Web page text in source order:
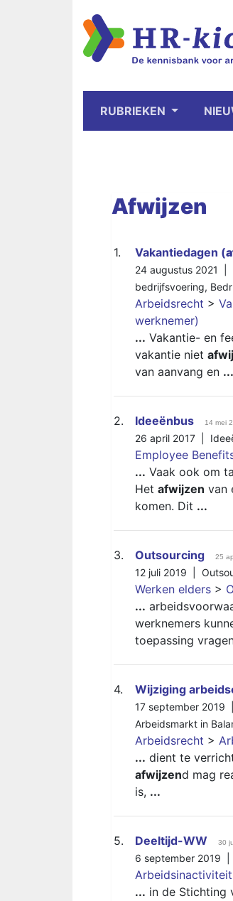
RUBRIEKEN
Afwijzen
1. Vakantiedagen (
24 augustus 2021 |
bedrijfsvoering,
Arbeidsrecht >
werknemer)
... Vakantie- en
vakantie niet
van aanvang en ...
2. Ideeënbus 14 mei
26 april 2017 |
Employee
... Vaak ook om
Het afwijzen van
komen. Dit ...
3. Outsourcing 25
12 juli 2019 |
Werken elders >
...
werknemers
toepassing
4. Wijziging
17 september 2019
Arbeidsmarkt in
Arbeidsrecht >
... dient te
afwijzend mag
is, ...
5. Deeltijd-WW 30
6 september 2019 |
Arbeidsinactiviteit
... in de Stichting